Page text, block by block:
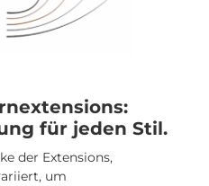
für jeden Stil.
der Extensions,
um